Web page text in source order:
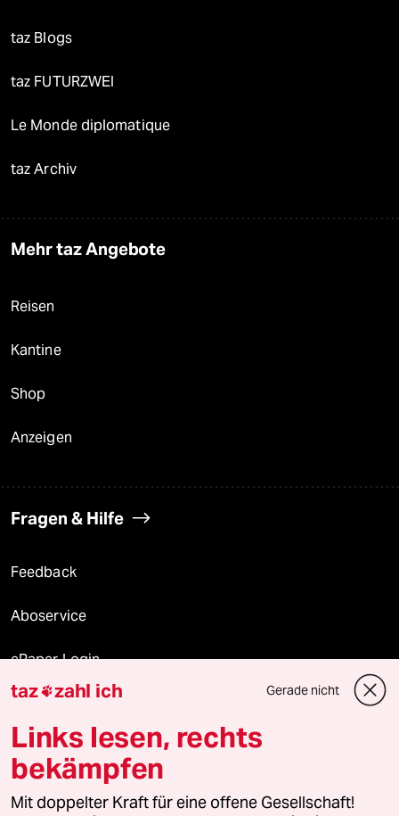
taz Blogs
taz FUTURZWEI
Le Monde diplomatique
taz Archiv
Mehr taz Angebote
Reisen
Kantine
Shop
Anzeigen
Fragen & Hilfe
Feedback
Aboservice
ePaper Login
Downloads für Abonnierende
© 2026 taz Verlags und Vertriebs GmbH
Alle Rechte vorbehalten. Bei rechtlichen Fragen oder für Genehmigungen
taz zahl ich Gerade nicht
Links lesen, rechts
bekämpfen
Mit doppelter Kraft für eine offene Gesellschaft!